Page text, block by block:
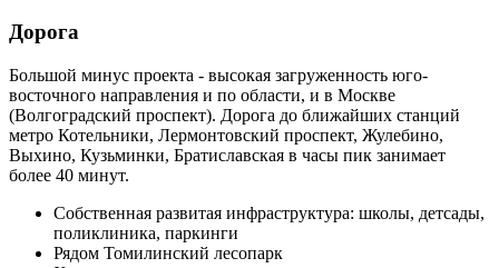
Дорога
Большой минус проекта - высокая загруженность юго-
восточного направления и по области, и в Москве
(Волгоградский проспект). Дорога до ближайших станций
метро Котельники, Лермонтовский проспект, Жулебино,
Выхино, Кузьминки, Братиславская в часы пик занимает
более 40 минут.
Собственная развитая инфраструктура: школы, детсады,
поликлиника, паркинги
Рядом Томилинский лесопарк